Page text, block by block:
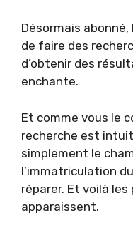
Désormais
de faire des
d’obtenir des
enchante.
Et comme vous le
recherche est
simplement le
l’immatriculation
réparer. Et voilà
apparaissent.